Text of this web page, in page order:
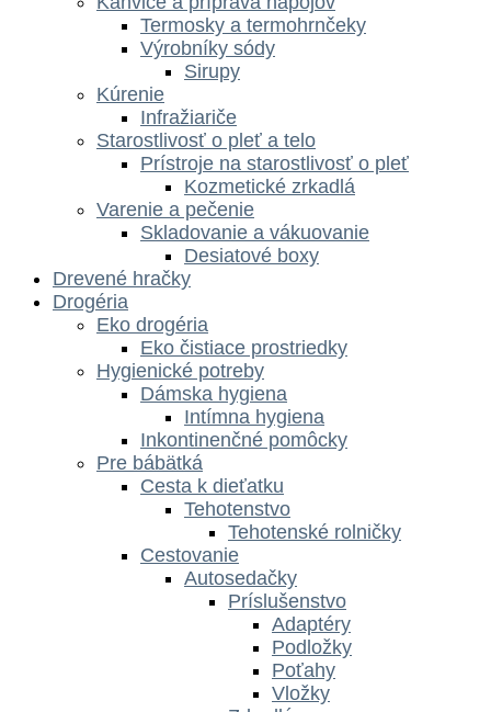
Termosky a termohrnčeky
Výrobníky sódy
Sirupy
Kúrenie
Infražiariče
Starostlivosť o pleť a telo
Prístroje na starostlivosť o pleť
Kozmetické zrkadlá
Varenie a pečenie
Skladovanie a vákuovanie
Desiatové boxy
Drevené hračky
Drogéria
Eko drogéria
Eko čistiace prostriedky
Hygienické potreby
Dámska hygiena
Intímna hygiena
Inkontinenčné pomôcky
Pre bábätká
Cesta k dieťatku
Tehotenstvo
Tehotenské rolničky
Cestovanie
Autosedačky
Príslušenstvo
Adaptéry
Podložky
Poťahy
Vložky